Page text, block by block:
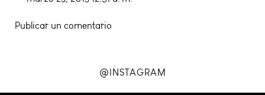
Publicar un comentario
@INSTAGRAM